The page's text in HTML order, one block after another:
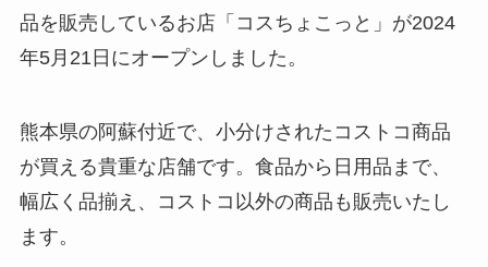
品を販売しているお店「コスちょこっと」が2024
年5月21日にオープンしました。
熊本県の阿蘇付近で、小分けされたコストコ商品
が買える貴重な店舗です。食品から日用品まで、
幅広く品揃え、コストコ以外の商品も販売いたし
ます。